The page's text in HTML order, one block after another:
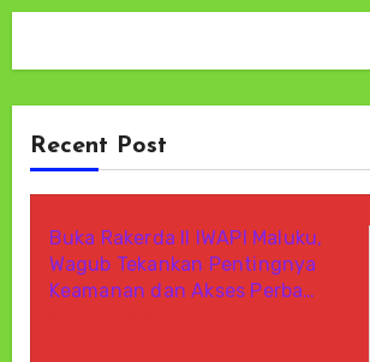
Recent Post
Buka Rakerda II IWAPI Maluku,
Wagub Tekankan Pentingnya
Keamanan dan Akses Perba…